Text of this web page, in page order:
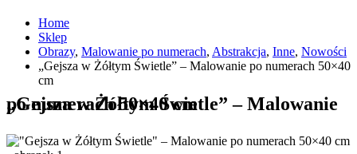
Home
Sklep
Obrazy, Malowanie po numerach, Abstrakcja, Inne, Nowości
„Gejsza w Żółtym Świetle” – Malowanie po numerach 50×40
cm
„Gejsza w Żółtym Świetle” – Malowanie po numerach 50×40 cm